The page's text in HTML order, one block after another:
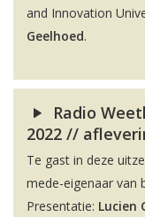
and Innovation
Geelhoed.
Radio
2022 //
Te gast in deze
mede-eigenaar van
Presentatie: Lucien